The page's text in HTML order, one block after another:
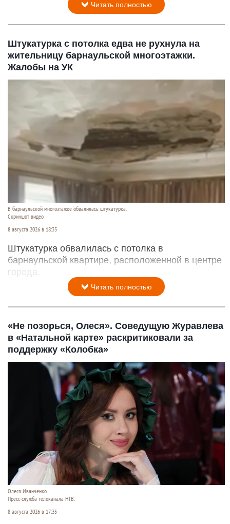
Читать полностью
Штукатурка с потолка едва не рухнула на
жительницу барнаульской многоэтажки.
Жалобы на УК
В барнаульской многоэтажке обвалилась штукатурка.
Скриншот видео
8 августа 2026 в 18:35
Штукатурка обвалилась с потолка в
барнаульской квартире, расположенной в центре
города.
Читать полностью
«Не позорься, Олеся». Соведущую Журавлева
в «Натальной карте» раскритиковали за
поддержку «Колобка»
Олеся Иванченко.
Пресс-служба телеканала НТВ.
8 августа 2026 в 17:35